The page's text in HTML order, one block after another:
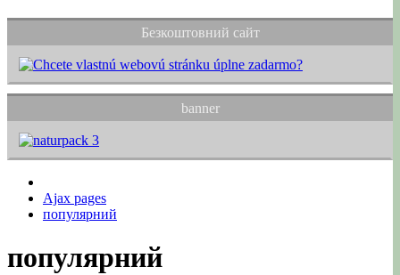
Безкоштовний сайт
banner
Ajax pages
популярний
популярний